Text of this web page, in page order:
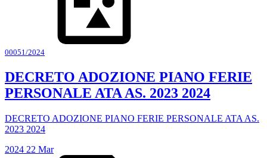
00051/2024
DECRETO ADOZIONE PIANO FERIE
PERSONALE ATA AS. 2023 2024
DECRETO ADOZIONE PIANO FERIE PERSONALE ATA AS.
2023 2024
2024 22 Mar